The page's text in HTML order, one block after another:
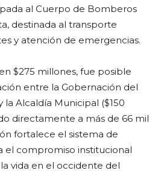
al Cuerpo de Bomberos
destinada al transporte
y atención de emergencias.
$275 millones, fue posible
entre la Gobernación del
la Alcaldía Municipal ($150
directamente a más de 66 mil
fortalece el sistema de
el compromiso institucional
vida en el occidente del